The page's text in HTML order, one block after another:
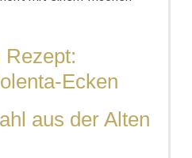
Ecken
aus der Alten